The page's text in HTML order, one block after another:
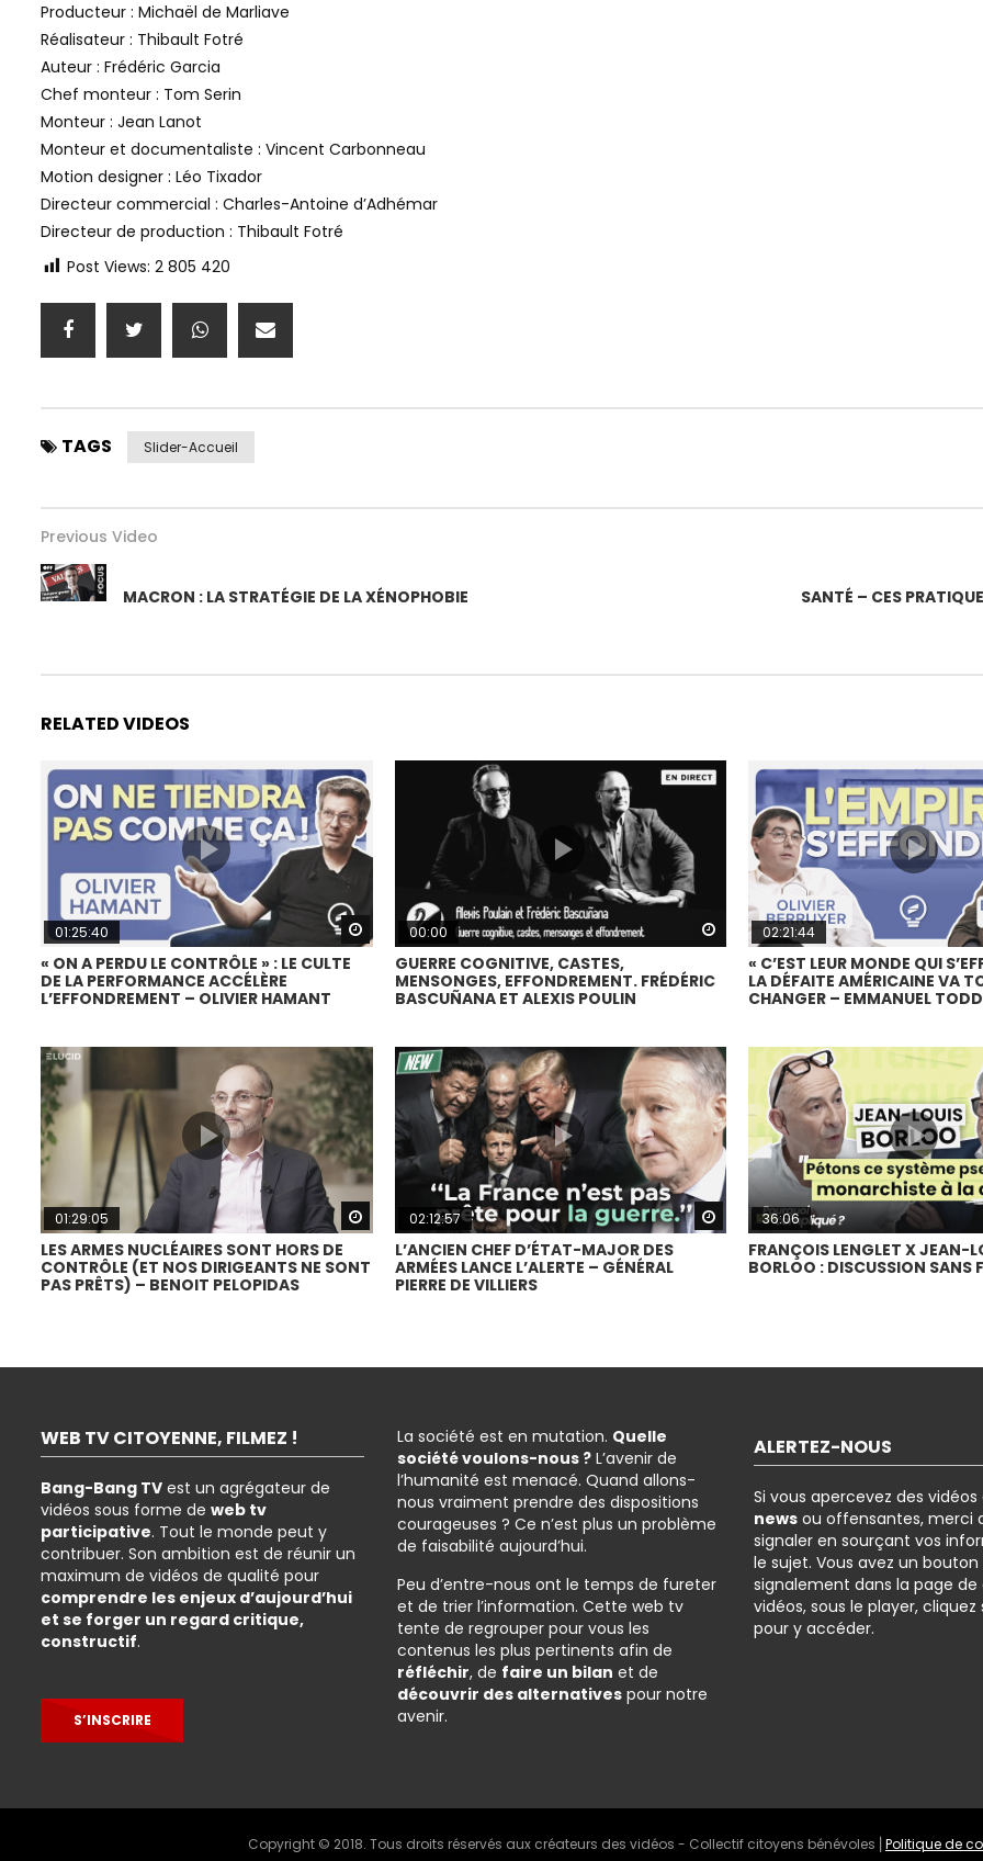
Producteur : Michaël de Marliave
Réalisateur : Thibault Fotré
Auteur : Frédéric Garcia
Chef monteur : Tom Serin
Monteur : Jean Lanot
Monteur et documentaliste : Vincent Carbonneau
Motion designer : Léo Tixador
Directeur commercial : Charles-Antoine d’Adhémar
Directeur de production : Thibault Fotré
Post Views: 2 805 420
TAGS Slider-Accueil
Previous Video
MACRON : LA STRATÉGIE DE LA XÉNOPHOBIE SANTÉ – CES
RELATED VIDEOS
Watch Later
01:25:40
« ON A PERDU LE CONTRÔLE » : LE CULTE
DE LA PERFORMANCE ACCÉLÈRE
L’EFFONDREMENT – OLIVIER HAMANT
Watch Later
00:00
GUERRE COGNITIVE, CASTES,
MENSONGES, EFFONDREMENT. FRÉDÉRIC
BASCUÑANA ET ALEXIS POULIN
02:21:44
« C’EST LEUR MONDE QUI
LA DÉFAITE AMÉRICAINE VA
CHANGER – EMMANUEL TODD
Watch Later
01:29:05
LES ARMES NUCLÉAIRES SONT HORS DE
CONTRÔLE (ET NOS DIRIGEANTS NE SONT
PAS PRÊTS) – BENOIT PELOPIDAS
Watch Later
02:12:57
L’ANCIEN CHEF D’ÉTAT-MAJOR DES
ARMÉES LANCE L’ALERTE – GÉNÉRAL
PIERRE DE VILLIERS
36:06
FRANÇOIS LENGLET X JEAN-
BORLOO : DISCUSSION SANS
WEB TV CITOYENNE, FILMEZ !
Bang-Bang TV est un agrégateur de
vidéos sous forme de web tv
participative. Tout le monde peut y
contribuer. Son ambition est de réunir un
maximum de vidéos de qualité pour
comprendre les enjeux d’aujourd’hui
et se forger un regard critique,
constructif.
S’INSCRIRE
La société est en mutation. Quelle
société voulons-nous ? L’avenir de
l’humanité est menacé. Quand allons-
nous vraiment prendre des dispositions
courageuses ? Ce n’est plus un problème
de faisabilité aujourd’hui.
Peu d’entre-nous ont le temps de fureter
et de trier l’information. Cette web tv
tente de regrouper pour vous les
contenus les plus pertinents afin de
réfléchir, de faire un bilan et de
découvrir des alternatives pour notre
avenir.
ALERTEZ-NOUS
Si vous apercevez des vidéos
news ou offensantes, merci
signaler en sourçant vos
le sujet. Vous avez un bouton
signalement dans la page de
vidéos, sous le player, cliquez
pour y accéder.
Copyright © 2018. Tous droits réservés aux créateurs des vidéos - Collectif citoyens bénévoles ⎜ Politique de